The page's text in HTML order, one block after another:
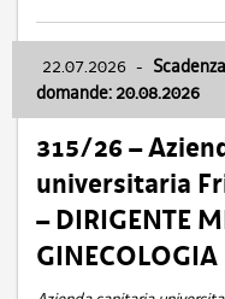
22.07.2026 -
domande: 20.08.2026
315/26 –
universitaria
– DIRIGENTE
GINECOLOGIA